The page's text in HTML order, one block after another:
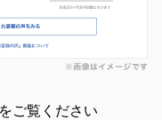
ご覧ください